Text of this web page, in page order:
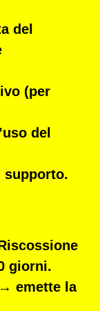
del
(per
del
supporto.
giorni.
emette la